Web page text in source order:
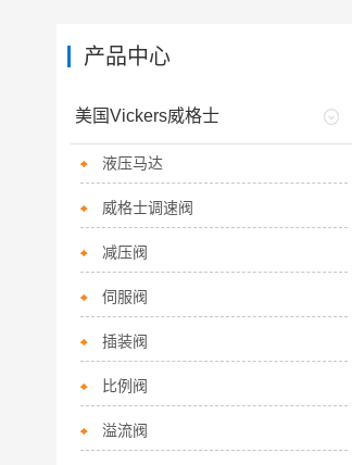
产品中心
美国Vickers威格士
液压马达
威格士调速阀
减压阀
伺服阀
插装阀
比例阀
溢流阀